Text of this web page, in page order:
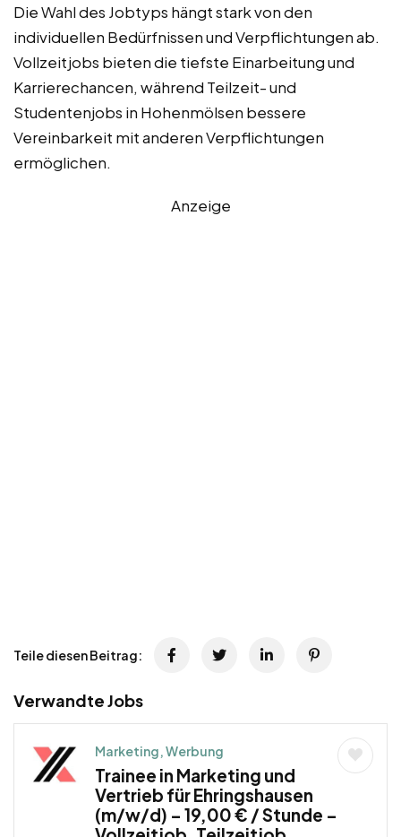
Die Wahl des Jobtyps hängt stark von den
individuellen Bedürfnissen und Verpflichtungen ab.
Vollzeitjobs bieten die tiefste Einarbeitung und
Karrierechancen, während Teilzeit- und
Studentenjobs in Hohenmölsen bessere
Vereinbarkeit mit anderen Verpflichtungen
ermöglichen.
Anzeige
Teile diesen Beitrag:
Verwandte Jobs
Marketing, Werbung
Trainee in Marketing und
Vertrieb für Ehringshausen
(m/w/d) – 19,00 € / Stunde –